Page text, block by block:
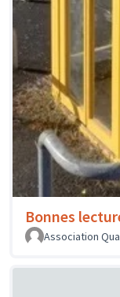
Bonnes
Association